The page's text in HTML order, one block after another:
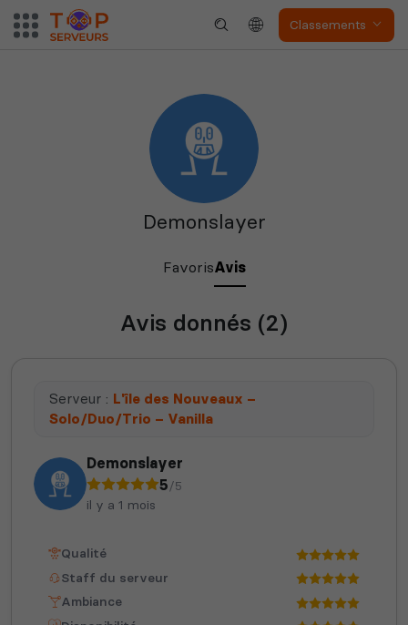
Classements
Atlas
Squad
Demonslayer
FavorisAvis
Avis donnés (2)
Serveur : L'île des Nouveaux –
Solo/Duo/Trio – Vanilla
Demonslayer
5/5
il y a 1 mois
Qualité
Staff du serveur
Ambiance